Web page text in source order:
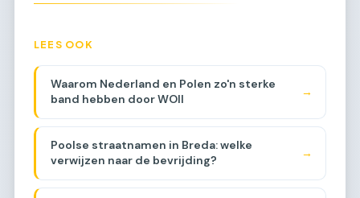
LEES OOK
Waarom Nederland en Polen zo'n sterke
band hebben door WOII
→
Poolse straatnamen in Breda: welke
verwijzen naar de bevrijding?
→